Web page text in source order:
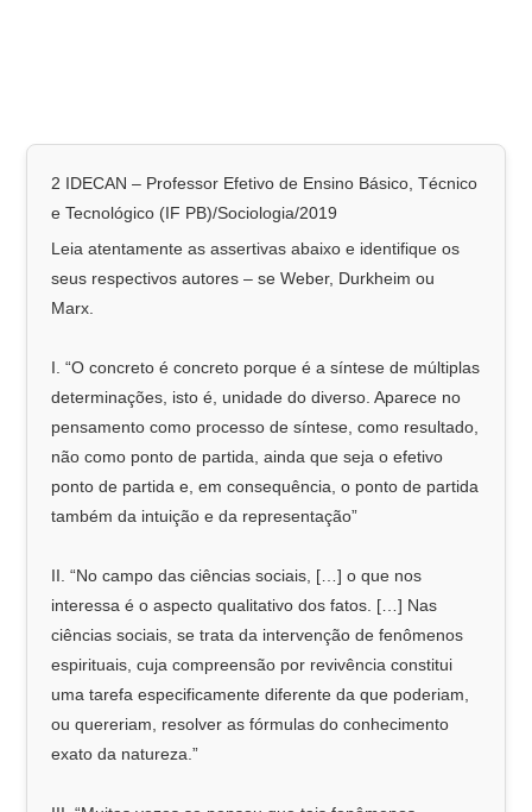
2 IDECAN – Professor Efetivo de Ensino Básico, Técnico
e Tecnológico (IF PB)/Sociologia/2019
Leia atentamente as assertivas abaixo e identifique os
seus respectivos autores – se Weber, Durkheim ou
Marx.
I. “O concreto é concreto porque é a síntese de múltiplas
determinações, isto é, unidade do diverso. Aparece no
pensamento como processo de síntese, como resultado,
não como ponto de partida, ainda que seja o efetivo
ponto de partida e, em consequência, o ponto de partida
também da intuição e da representação”
II. “No campo das ciências sociais, […] o que nos
interessa é o aspecto qualitativo dos fatos. […] Nas
ciências sociais, se trata da intervenção de fenômenos
espirituais, cuja compreensão por revivência constitui
uma tarefa especificamente diferente da que poderiam,
ou quereriam, resolver as fórmulas do conhecimento
exato da natureza.”